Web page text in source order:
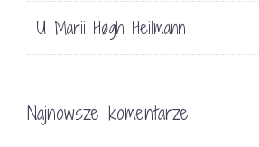
U Marii Høgh Heilmann
Najnowsze komentarze